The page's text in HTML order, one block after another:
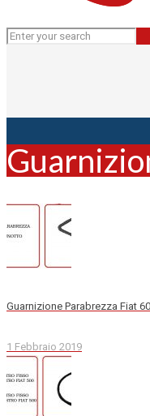
Guarnizione Parabrezza Fiat
1 Febbraio 2019